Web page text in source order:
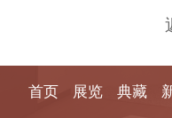
首页 展览 典藏